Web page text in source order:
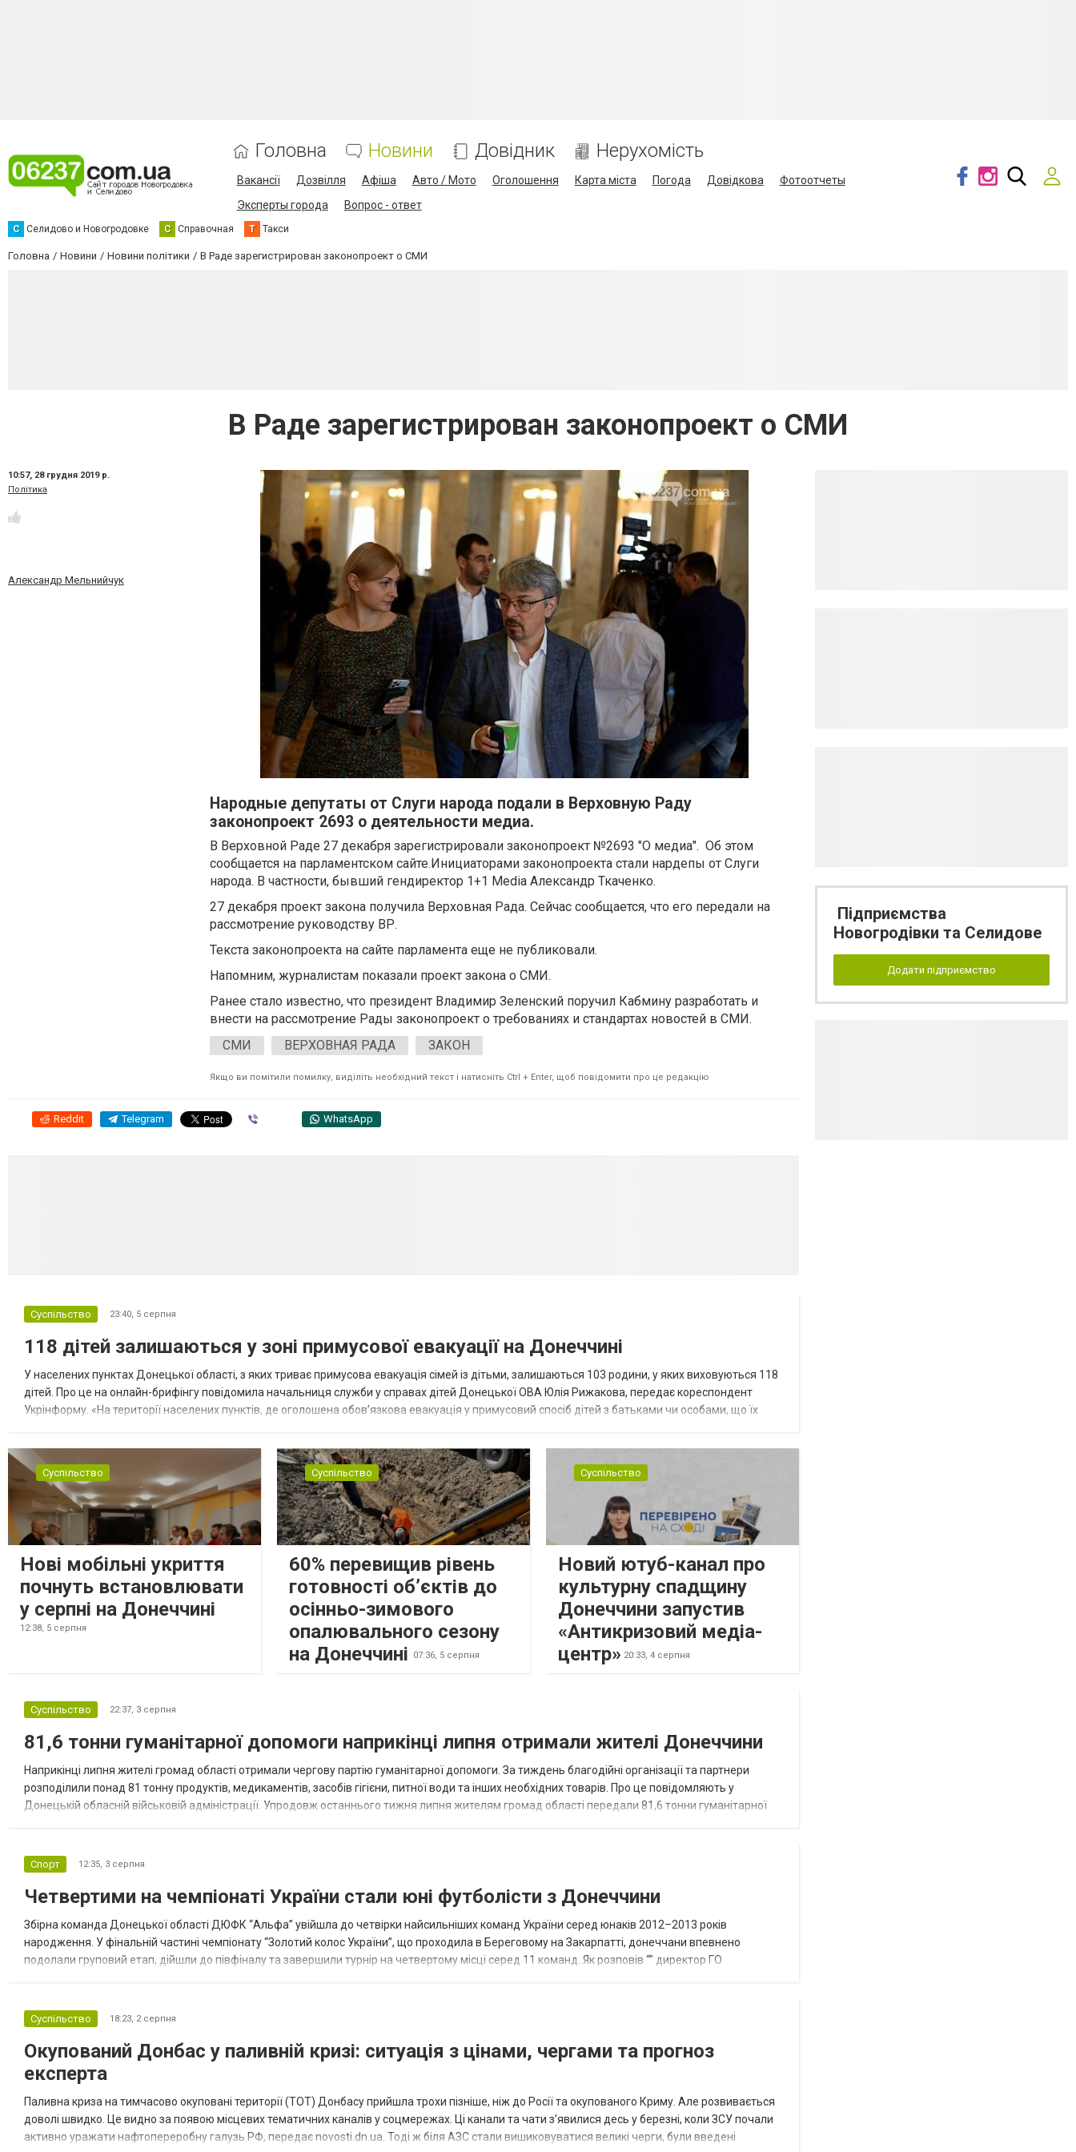
Головна Новини Довідник Нерухомість
Вакансії Дозвілля Афіша Авто / Мото Оголошення Карта міста Погода Довідкова
Фотоотчеты
Эксперты города
Вопрос - ответ
С Селидово и Новогродовке С Справочная Т Такси
Головна Новини Новини політики В Раде зарегистрирован законопроект о СМИ
В Раде зарегистрирован законопроект о СМИ
10:57, 28 грудня 2019 р.
Політика
Александр Мельнийчук
Народные депутаты от Слуги народа подали в Верховную Раду
законопроект 2693 о деятельности медиа.
В Верховной Раде 27 декабря зарегистрировали законопроект №2693 "О медиа". Об этом
сообщается на парламентском сайте.Инициаторами законопроекта стали нардепы от Слуги
народа. В частности, бывший гендиректор 1+1 Media Александр Ткаченко.
27 декабря проект закона получила Верховная Рада. Сейчас сообщается, что его передали на
рассмотрение руководству ВР.
Текста законопроекта на сайте парламента еще не публиковали.
Напомним, журналистам показали проект закона о СМИ.
Ранее стало известно, что президент Владимир Зеленский поручил Кабмину разработать и
внести на рассмотрение Рады законопроект о требованиях и стандартах новостей в СМИ.
СМИ
ВЕРХОВНАЯ РАДА ЗАКОН
Якщо ви помітили помилку, виділіть необхідний текст і натисніть Ctrl + Enter, щоб повідомити про це редакцію
Reddit Telegram WhatsApp
Суспільство 23:40, 5 серпня
118 дітей залишаються у зоні примусової евакуації на Донеччині
У населених пунктах Донецької області, з яких триває примусова евакуація сімей із дітьми, залишаються 103 родини, у яких виховуються 118
дітей. Про це на онлайн-брифінгу повідомила начальниця служби у справах дітей Донецької ОВА Юлія Рижакова, передає кореспондент
Укрінформу. «На території населених пунктів, де оголошена обов’язкова евакуація у примусовий спосіб дітей з батьками чи особами, що їх
Суспільство
Нові мобільні укриття
почнуть встановлювати
у серпні на Донеччині
12:38, 5 серпня
Суспільство
60% перевищив рівень
готовності об’єктів до
осінньо-зимового
опалювального сезону
на Донеччині
07:36, 5 серпня
Суспільство
Новий ютуб-канал про
культурну спадщину
Донеччини запустив
«Антикризовий медіа-
центр» 20:33, 4 серпня
Суспільство 22:37, 3 серпня
81,6 тонни гуманітарної допомоги наприкінці липня отримали жителі Донеччини
Наприкінці липня жителі громад області отримали чергову партію гуманітарної допомоги. За тиждень благодійні організації та партнери
розподілили понад 81 тонну продуктів, медикаментів, засобів гігієни, питної води та інших необхідних товарів. Про це повідомляють у
Донецькій обласній військовій адміністрації. Упродовж останнього тижня липня жителям громад області передали 81,6 тонни гуманітарної
Спорт 12:35, 3 серпня
Четвертими на чемпіонаті України стали юні футболісти з Донеччини
Збірна команда Донецької області ДЮФК “Альфа” увійшла до четвірки найсильніших команд України серед юнаків 2012–2013 років
народження. У фінальній частині чемпіонату “Золотий колос України”, що проходила в Береговому на Закарпатті, донеччани впевнено
подолали груповий етап, дійшли до півфіналу та завершили турнір на четвертому місці серед 11 команд. Як розповів “” директор ГО
Суспільство 18:23, 2 серпня
Окупований Донбас у паливній кризі: ситуація з цінами, чергами та прогноз
експерта
Паливна криза на тимчасово окуповані території (ТОТ) Донбасу прийшла трохи пізніше, ніж до Росії та окупованого Криму. Але розвивається
доволі швидко. Це видно за появою місцевих тематичних каналів у соцмережах. Ці канали та чати з’явилися десь у березні, коли ЗСУ почали
активно уражати нафтопереробну галузь РФ, передає novosti.dn.ua. Тоді ж біля АЗС стали вишиковуватися великі черги, були введені
Підприємства
Новогродівки та Селидове
Додати підприємство